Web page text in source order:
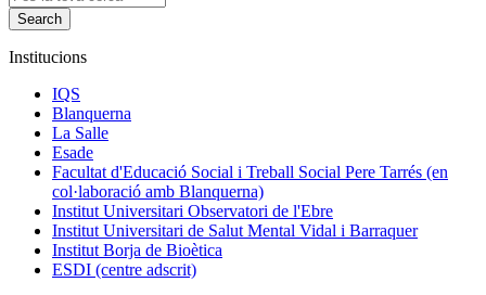
Institucions
IQS
Blanquerna
La Salle
Esade
Facultat d'Educació Social i Treball Social Pere Tarrés (en
col·laboració amb Blanquerna)
Institut Universitari Observatori de l'Ebre
Institut Universitari de Salut Mental Vidal i Barraquer
Institut Borja de Bioètica
ESDI (centre adscrit)